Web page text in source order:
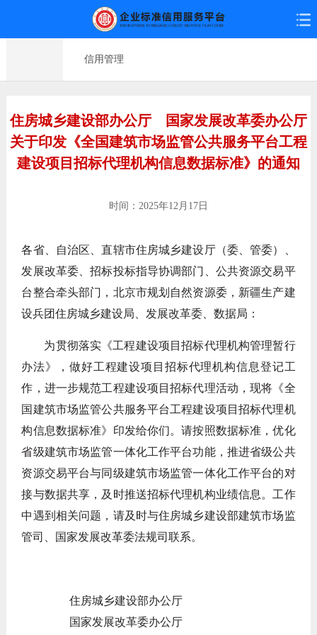
信用管理
住房城乡建设部办公厅 国家发展改革委办公厅
关于印发《全国建筑市场监管公共服务平台工程
建设项目招标代理机构信息数据标准》的通知
时间：2025年12月17日
各省、自治区、直辖市住房城乡建设厅（委、管委）、
发展改革委、招标投标指导协调部门、公共资源交易平
台整合牵头部门，北京市规划自然资源委，新疆生产建
设兵团住房城乡建设局、发展改革委、数据局：
为贯彻落实《工程建设项目招标代理机构管理暂行
办法》，做好工程建设项目招标代理机构信息登记工
作，进一步规范工程建设项目招标代理活动，现将《全
国建筑市场监管公共服务平台工程建设项目招标代理机
构信息数据标准》印发给你们。请按照数据标准，优化
省级建筑市场监管一体化工作平台功能，推进省级公共
资源交易平台与同级建筑市场监管一体化工作平台的对
接与数据共享，及时推送招标代理机构业绩信息。工作
中遇到相关问题，请及时与住房城乡建设部建筑市场监
管司、国家发展改革委法规司联系。
住房城乡建设部办公厅
国家发展改革委办公厅